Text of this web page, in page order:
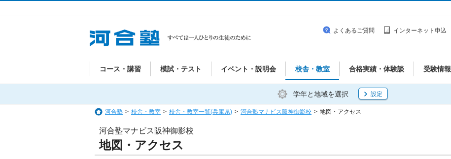
コース・講習 模試・テスト イベント・説明会 校舎・教室 合格実績・体験談 受験情報
よくあるご質問 インターネット申込
学年と地域を選択 設定
河合塾 > 校舎・教室 > 校舎・教室一覧(兵庫県) > 河合塾マナビス阪神御影校 > 地図・アクセス
地図・アクセス
河合塾マナビス阪神御影校